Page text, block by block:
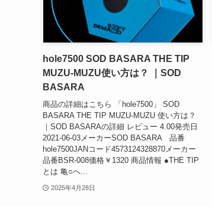
hole7500 SOD BASARA THE TIP
MUZU-MUZU使い方は？ ｜SOD
BASARA
商品の詳細はこちら 「hole7500」 SOD
BASARA THE TIP MUZU-MUZU 使い方は？
｜SOD BASARAの詳細 レビュー 4.00発売日
2021-06-03メーカーSOD BASARA 品番
hole7500JANコード4573124328870メーカー
品番BSR-008価格￥1320 商品情報 ●THE TIP
とは 亀○へ...
2025年4月28日